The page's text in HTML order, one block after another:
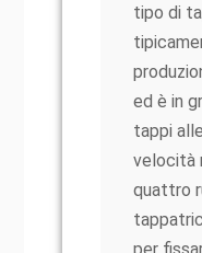
tipo di
ed è in
tappi
velocità
quattro